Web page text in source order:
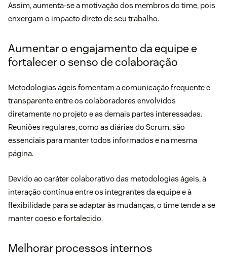
Assim, aumenta-se a motivação dos membros do time, pois
enxergam o impacto direto de seu trabalho.
Aumentar o engajamento da equipe e
fortalecer o senso de colaboração
Metodologias ágeis fomentam a comunicação frequente e
transparente entre os colaboradores envolvidos
diretamente no projeto e as demais partes interessadas.
Reuniões regulares, como as diárias do Scrum, são
essenciais para manter todos informados e na mesma
página.
Devido ao caráter colaborativo das metodologias ágeis, à
interação contínua entre os integrantes da equipe e à
flexibilidade para se adaptar às mudanças, o time tende a se
manter coeso e fortalecido.
Melhorar processos internos